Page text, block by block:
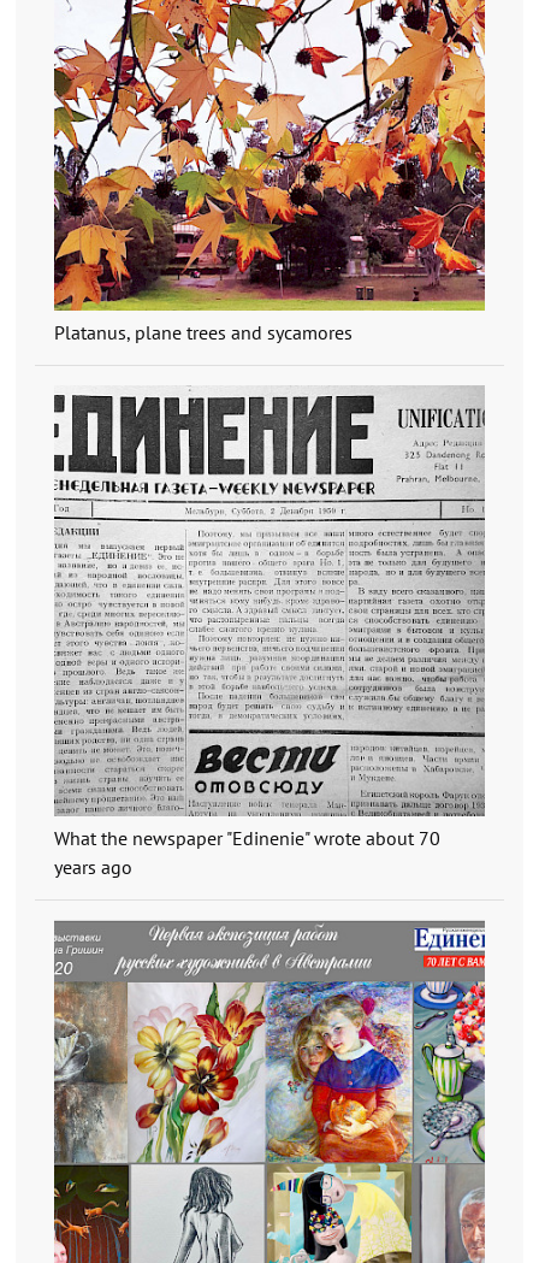
Platanus, plane trees and sycamores
What the newspaper "Edinenie" wrote about 70
years ago